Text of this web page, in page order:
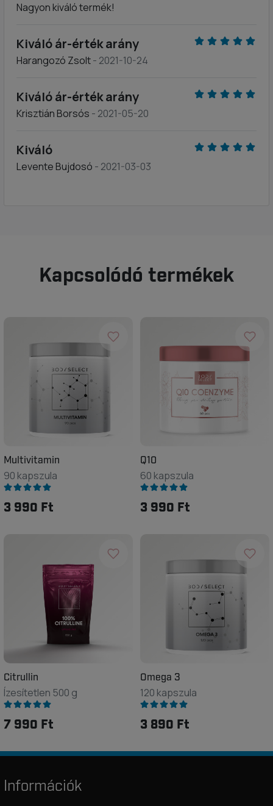
Nagyon kiváló termék!
Kiváló ár-érték arány
Harangozó Zsolt- 2021-10-24
Kiváló ár-érték arány
Krisztián Borsós - 2021-05-20
Kiváló
Levente Bujdosó - 2021-03-03
Kapcsolódó termékek
Multivitamin
90 kapszula
3 990 Ft
Q10
60 kapszula
3 990 Ft
Citrullin
Ízesítetlen 500 g
7 990 Ft
Omega 3
120 kapszula
3 890 Ft
Információk